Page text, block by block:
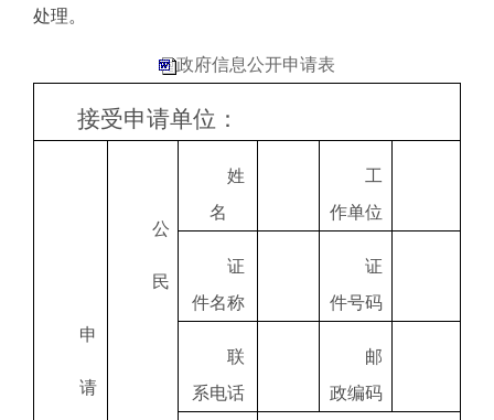
处理。
政府信息公开申请表
接受申请单位：
申
请
公
民
姓
名
工
作单位
证
件名称
证
件号码
联
系电话
邮
政编码